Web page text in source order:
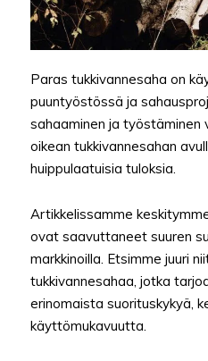
Paras tukkivannesaha on
puuntyöstössä ja
sahaaminen ja työstäminen
oikean tukkivannesahan
huippulaatuisia tuloksia.
Artikkelissamme
ovat saavuttaneet suuren
markkinoilla. Etsimme juuri
tukkivannesahaa, jotka
erinomaista suorituskykyä,
käyttömukavuutta.